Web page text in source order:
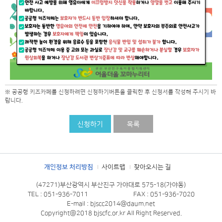
※ 공공형 키즈카페를 신청하려면 신청하기버튼을 클릭한 후 신청서를 작성해 주시기 바
랍니다.
신청하기 목록
개인정보 처리방침 사이트맵 찾아오시는 길
(47271)부산광역시 부산진구 가야대로 575-18(가야동)
TEL : 051-936-7011
FAX : 051-936-7020
E-mail : bjscc2014@daum.net
Copyright@2018 bjscfc.or.kr All Right Reserved.